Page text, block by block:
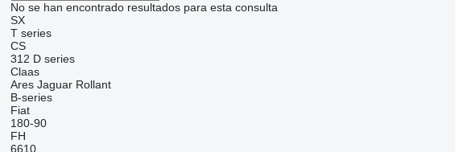
No se han encontrado resultados para esta consulta
SX
T series
CS
312 D series
Claas
Ares Jaguar Rollant
B-series
Fiat
180-90
FH
6610